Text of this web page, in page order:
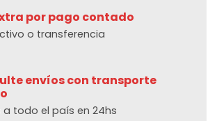
por pago contado
o transferencia
envíos con transporte
a todo el país en 24hs